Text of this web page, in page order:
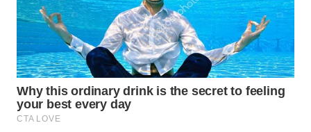
TIMUR
WN
SEMARANG
WN
SOLO